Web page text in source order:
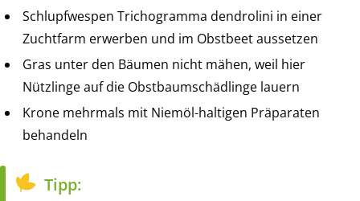
Schlupfwespen Trichogramma dendrolini in einer
Zuchtfarm erwerben und im Obstbeet aussetzen
Gras unter den Bäumen nicht mähen, weil hier
Nützlinge auf die Obstbaumschädlinge lauern
Krone mehrmals mit Niemöl-haltigen Präparaten
behandeln
Tipp: